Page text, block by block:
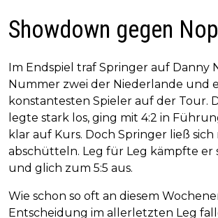
Showdown gegen
Im Endspiel traf Springer auf Danny
Nummer zwei der Niederlande und
konstantesten Spieler auf der Tour.
legte stark los, ging mit 4:2 in
klar auf Kurs. Doch Springer ließ sich
abschütteln. Leg für Leg kämpfte er
und glich zum 5:5 aus.
Wie schon so oft an diesem
Entscheidung im allerletzten Leg